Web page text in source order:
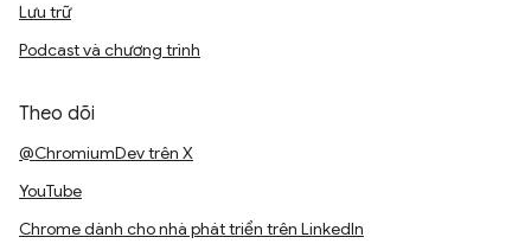
Lưu trữ
Podcast và chương trình
Theo dõi
@ChromiumDev trên X
YouTube
Chrome dành cho nhà phát triển trên LinkedIn